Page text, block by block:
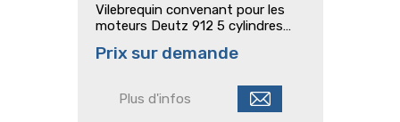
Vilebrequin convenant pour les
moteurs Deutz 912 5 cylindres
similaire
Prix sur demande
Plus d'infos